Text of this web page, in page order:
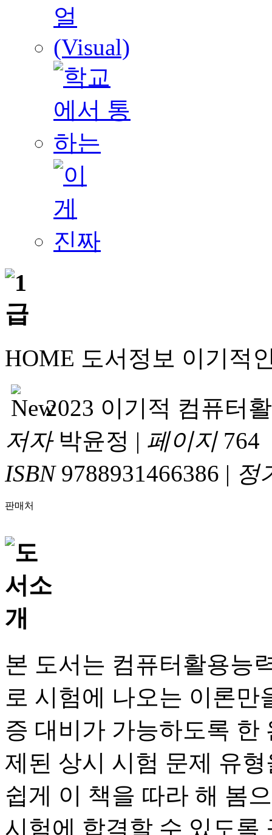
HOME 도서정보 이기적
2023 이기적 컴퓨터
저자박윤정 | 페이지764
ISBN9788931466386 | 정
판매처
본 도서는 컴퓨터활용능
로 시험에 나오는 이론만
증 대비가 가능하도록 한
제된 상시 시험 문제 유
쉽게 이 책을 따라 해 봄
시험에 합격할 수 있도록